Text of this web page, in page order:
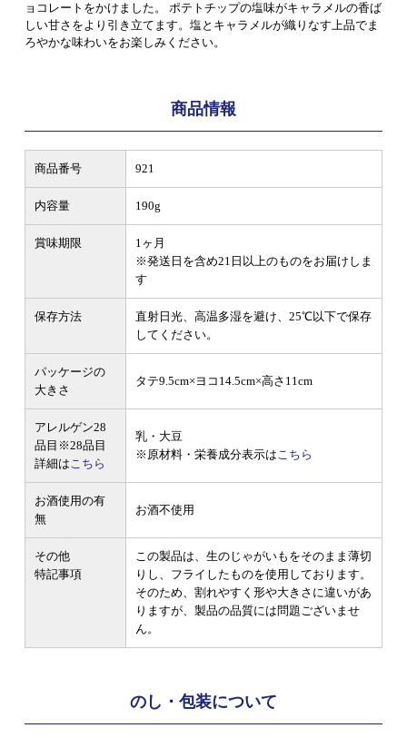
ョコレートをかけました。 ポテトチップの塩味がキャラメルの香ば
しい甘さをより引き立てます。塩とキャラメルが織りなす上品でま
ろやかな味わいをお楽しみください。
商品情報
商品番号 921
内容量 190g
賞味期限
1ヶ月
※発送日を含め21日以上のものをお届けしま
す
保存方法
直射日光、高温多湿を避け、25℃以下で保存
してください。
パッケージの
大きさ
タテ9.5cm×ヨコ14.5cm×高さ11cm
アレルゲン28
品目 ※28品目
詳細はこちら
乳・大豆
※原材料・栄養成分表示はこちら
お酒使用の有
無
お酒不使用
その他
特記事項
この製品は、生のじゃがいもをそのまま薄切
りし、フライしたものを使用しております。
そのため、割れやすく形や大きさに違いがあ
りますが、製品の品質には問題ございませ
ん。
のし・包装について